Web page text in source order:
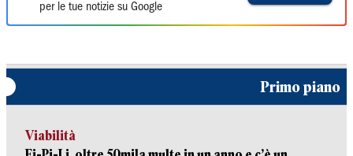
per le tue notizie su Google
Primo piano
Viabilità